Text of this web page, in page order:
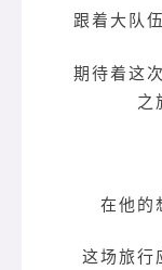
跟着大队
期待着这
之
在他的
这场旅行